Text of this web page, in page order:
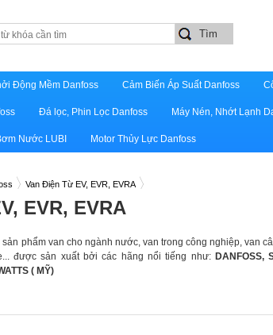
Động Mềm Danfoss Cảm Biến Áp Suất Danfoss
Đá lọc, Phin Lọc Danfoss Máy Nén, Nhớt Lạnh
Nước LUBI Motor Thủy Lực Danfoss
Van Điện Từ EV, EVR, EVRA
EVR, EVRA
phẩm van cho ngành nước, van trong công nghiệp, van
được sản xuất bởi các hãng nổi tiếng như: DANFOSS,
( MỸ)